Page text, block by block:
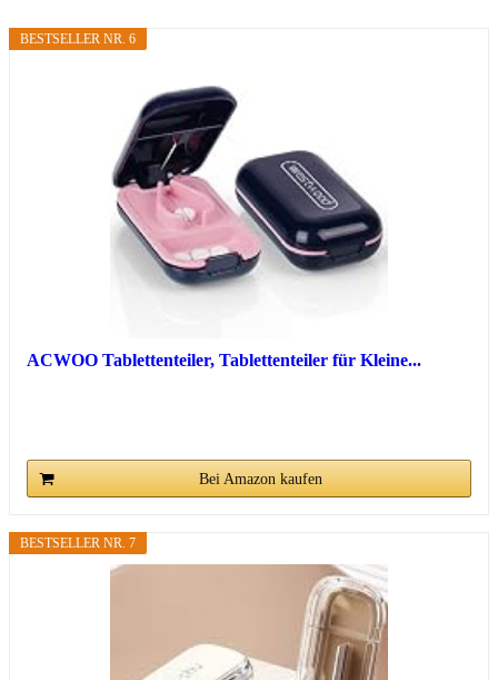
BESTSELLER NR. 6
ACWOO Tablettenteiler, Tablettenteiler für Kleine...
Bei Amazon kaufen
BESTSELLER NR. 7